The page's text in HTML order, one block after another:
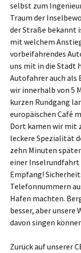
selbst zum
Traum der
der Straße bekannt
mit welchem
vorbeifahrendes
uns mit in die Stadt
Autofahrer auch als
wir innerhalb von 5
kurzen Rundgang
europäischen Café
Dort kamen wir mit
leckere Spezialität
zehn Minuten
einer Inselrundfahrt
Empfang!
Telefonnummern
Hafen machten.
besser, aber unsere
davon singen
Zurück auf unserer